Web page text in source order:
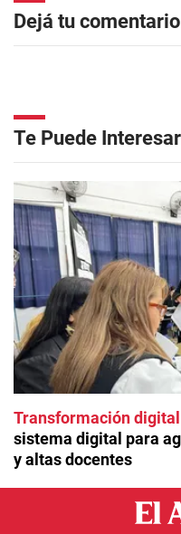
Dejá tu comentario
Te Puede Interesar
Transformación digital
sistema digital para
y altas docentes